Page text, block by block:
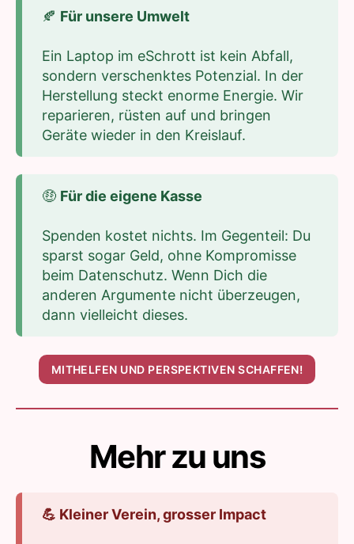
🍂 Für unsere Umwelt
Ein Laptop im eSchrott ist kein Abfall,
sondern verschenktes Potenzial. In der
Herstellung steckt enorme Energie. Wir
reparieren, rüsten auf und bringen
Geräte wieder in den Kreislauf.
🤑 Für die eigene Kasse
Spenden kostet nichts. Im Gegenteil: Du
sparst sogar Geld, ohne Kompromisse
beim Datenschutz. Wenn Dich die
anderen Argumente nicht überzeugen,
dann vielleicht dieses.
MITHELFEN UND PERSPEKTIVEN SCHAFFEN!
Mehr zu uns
💪 Kleiner Verein, grosser Impact